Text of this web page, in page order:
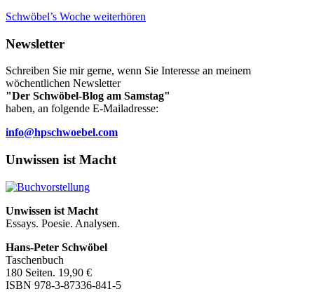
Schwöbel’s Woche weiterhören
Newsletter
Schreiben Sie mir gerne, wenn Sie Interesse an meinem
wöchentlichen Newsletter
"Der Schwöbel-Blog am Samstag"
haben, an folgende E-Mailadresse:
info@hpschwoebel.com
Unwissen ist Macht
Unwissen ist Macht
Essays. Poesie. Analysen.
Hans-Peter Schwöbel
Taschenbuch
180 Seiten. 19,90 €
ISBN 978-3-87336-841-5